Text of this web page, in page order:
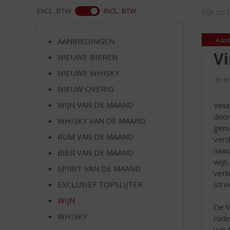
Kijk op
De
EXCL. BTW INCL. BTW
AANBIEDINGEN
NIEUWE BIEREN
NIEUWE WHISKY
NIEUW OVERIG
WIJN VAN DE MAAND
WHISKY VAN DE MAAND
RUM VAN DE MAAND
BIER VAN DE MAAND
SPIRIT VAN DE MAAND
EXCLUSIEF TOPSLIJTER
WIJN
WHISKY